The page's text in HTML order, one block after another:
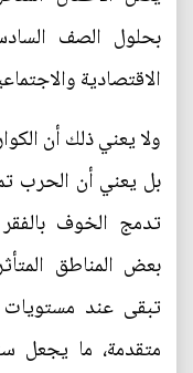
بحلول الصف
الاقتصادية والاجتماعية
ولا يعني ذلك أن
بل يعني أن الحرب
تدمج الخوف
بعض المناطق
تبقى عند
متقدمة، ما يجعل